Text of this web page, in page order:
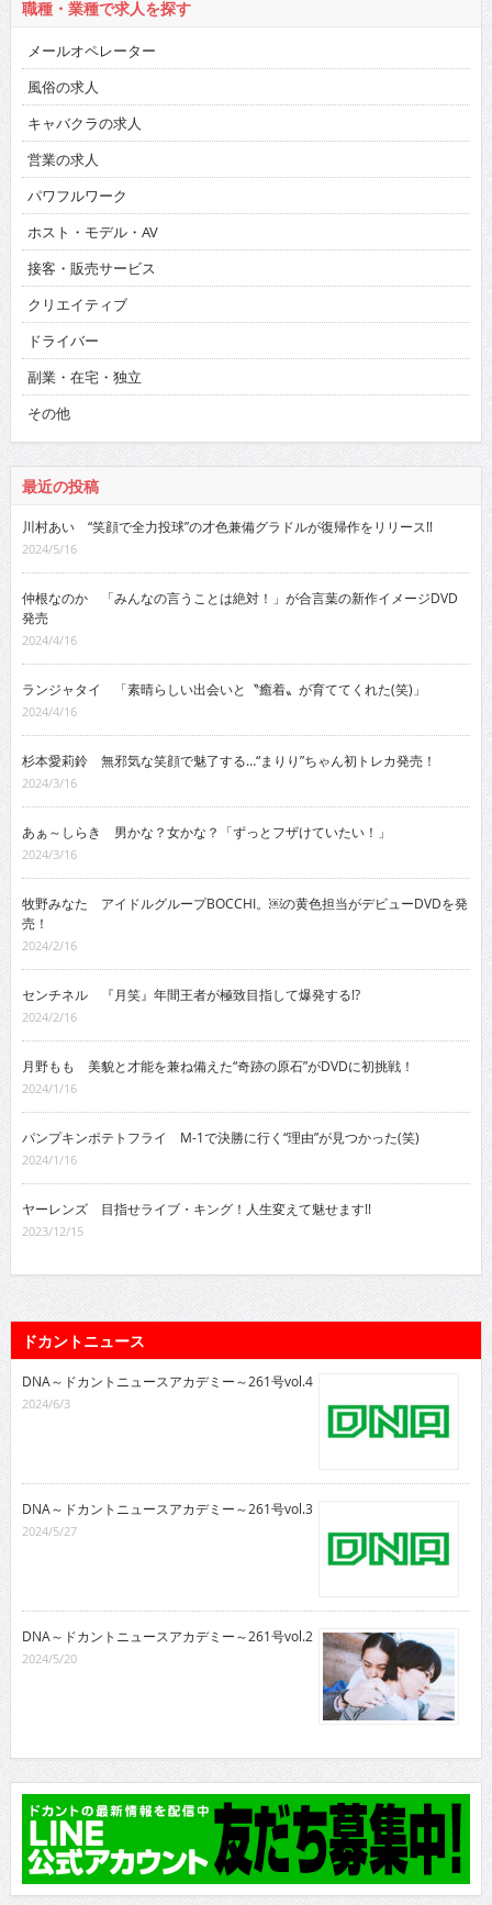
職種・業種で求人を探す
メールオペレーター
風俗の求人
キャバクラの求人
営業の求人
パワフルワーク
ホスト・モデル・AV
接客・販売サービス
クリエイティブ
ドライバー
副業・在宅・独立
その他
最近の投稿
川村あい “笑顔で全力投球”の才色兼備グラドルが復帰作をリリース!!
2024/5/16
仲根なのか 「みんなの言うことは絶対！」が合言葉の新作イメージDVD
発売
2024/4/16
ランジャタイ 「素晴らしい出会いと〝癒着〟が育ててくれた(笑)」
2024/4/16
杉本愛莉鈴 無邪気な笑顔で魅了する…“まりり”ちゃん初トレカ発売！
2024/3/16
あぁ～しらき 男かな？女かな？「ずっとフザけていたい！」
2024/3/16
牧野みなた アイドルグループBOCCHI。￼の黄色担当がデビューDVDを発
売！
2024/2/16
センチネル 『月笑』年間王者が極致目指して爆発する!?
2024/2/16
月野もも 美貌と才能を兼ね備えた“奇跡の原石”がDVDに初挑戦！
2024/1/16
パンプキンポテトフライ M-1で決勝に行く“理由”が見つかった(笑)
2024/1/16
ヤーレンズ 目指せライブ・キング！人生変えて魅せます!!
2023/12/15
ドカントニュース
DNA～ドカントニュースアカデミー～261号vol.4
2024/6/3
DNA～ドカントニュースアカデミー～261号vol.3
2024/5/27
DNA～ドカントニュースアカデミー～261号vol.2
2024/5/20